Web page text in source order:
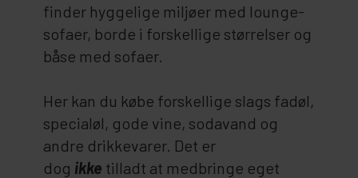
finder hyggelige miljøer med lounge-
sofaer, borde i forskellige størrelser og
båse med sofaer.
Her kan du købe forskellige slags fadøl,
specialøl, gode vine, sodavand og
andre drikkevarer. Det er
dog ikke tilladt at medbringe eget